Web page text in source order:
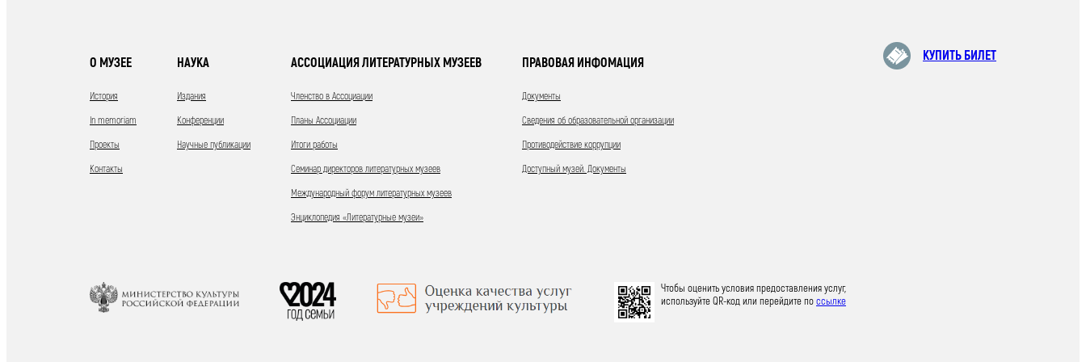
О МУЗЕЕ
История
In memoriam
Проекты
Контакты
НАУКА
Издания
Конференции
Научные публикации
АССОЦИАЦИЯ ЛИТЕРАТУРНЫХ МУЗЕЕВ
Членство в Ассоциации
Планы Ассоциации
Итоги работы
Семинар директоров литературных музеев
Международный форум литературных музеев
Энциклопедия «Литературные музеи»
ПРАВОВАЯ ИНФОМАЦИЯ
Документы
Сведения об образовательной организации
Противодействие коррупции
Доступный музей. Документы
КУПИТЬ БИЛЕТ
Чтобы оценить условия предоставления услуг,
используйте QR-код или перейдите поссылке